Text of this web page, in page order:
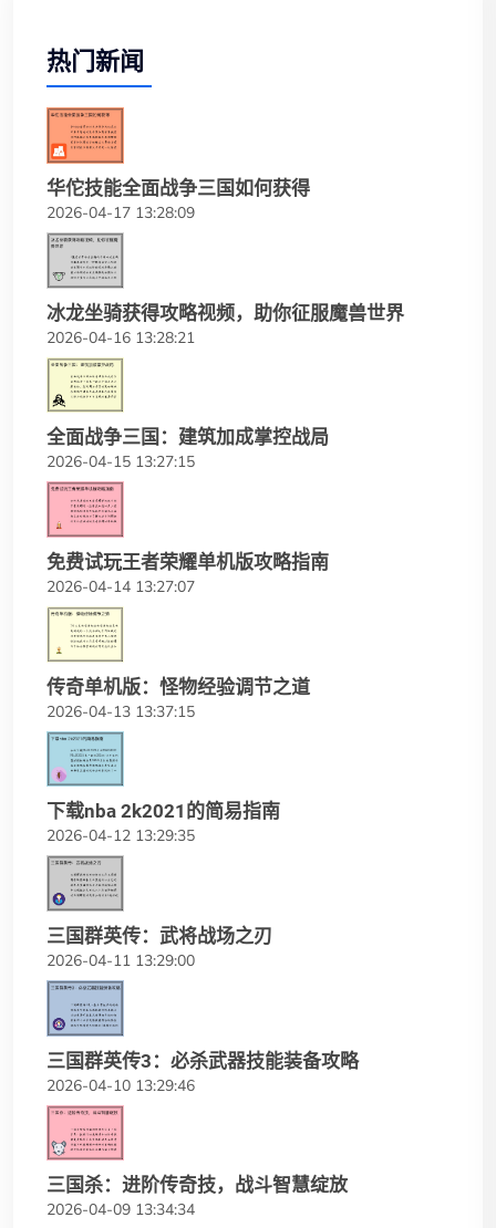
热门新闻
华佗技能全面战争三国如何获得
2026-04-17 13:28:09
冰龙坐骑获得攻略视频，助你征服魔兽世界
2026-04-16 13:28:21
全面战争三国：建筑加成掌控战局
2026-04-15 13:27:15
免费试玩王者荣耀单机版攻略指南
2026-04-14 13:27:07
传奇单机版：怪物经验调节之道
2026-04-13 13:37:15
下载nba 2k2021的简易指南
2026-04-12 13:29:35
三国群英传：武将战场之刃
2026-04-11 13:29:00
三国群英传3：必杀武器技能装备攻略
2026-04-10 13:29:46
三国杀：进阶传奇技，战斗智慧绽放
2026-04-09 13:34:34